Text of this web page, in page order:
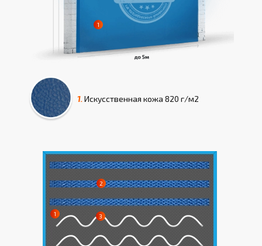
1. Искусcтвенная кожа 820 г/м2